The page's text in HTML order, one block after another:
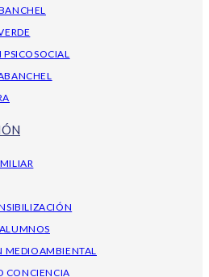
MEDIOAMBIENTAL
CONCIENCIA